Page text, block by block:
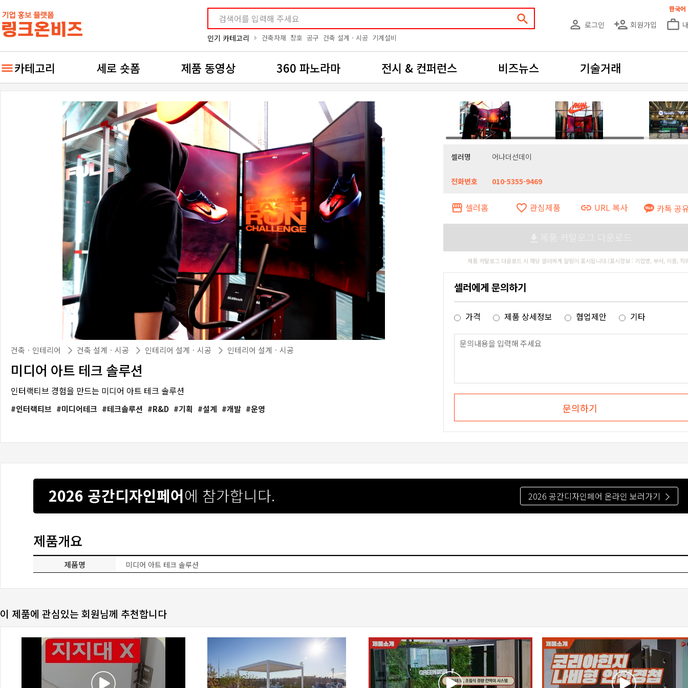
search
인기 카테고리 arrow_right 건축자재 창호 공구 건축 설계ㆍ시공 기계설비
person_outline 로그인 person_add 회원가입 work_outline
한국어
카테고리 세로 숏폼 제품 동영상 360 파노라마 전시 & 컨퍼런스 비즈뉴스 기술거래
건축ㆍ인테리어 건축 설계ㆍ시공 인테리어 설계ㆍ시공 인테리어 설계ㆍ시공
미디어 아트 테크 솔루션
인터랙티브 경험을 만드는 미디어 아트 테크 솔루션
인터랙티브 미디어테크 테크솔루션 R&D 기획 설계 개발 운영
셀러명 어나더선데이
전화번호 010-5355-9469
storefront 셀러홈 favorite_border 관심제품 link URL 복사 카톡 공
제품 카탈로그 다운로드 시 해당 셀러에게 알림이 표시됩니다.(표시정보 : 기업명, 부서, 이름, 직
셀러에게 문의하기
가격 제품 상세정보 협업제안 기타
문의하기
2026 공간디자인페어에 참가합니다. 2026 공간디자인페어 온라인 보러가기
제품개요
제품명 미디어 아트 테크 솔루션
이 제품에 관심있는 회원님께 추천합니다